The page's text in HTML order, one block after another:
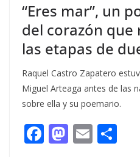
“Eres mar”, un
del corazón
las etapas de
Raquel Castro Zapatero
Miguel Arteaga antes de las
sobre ella y su poemario.
F M E